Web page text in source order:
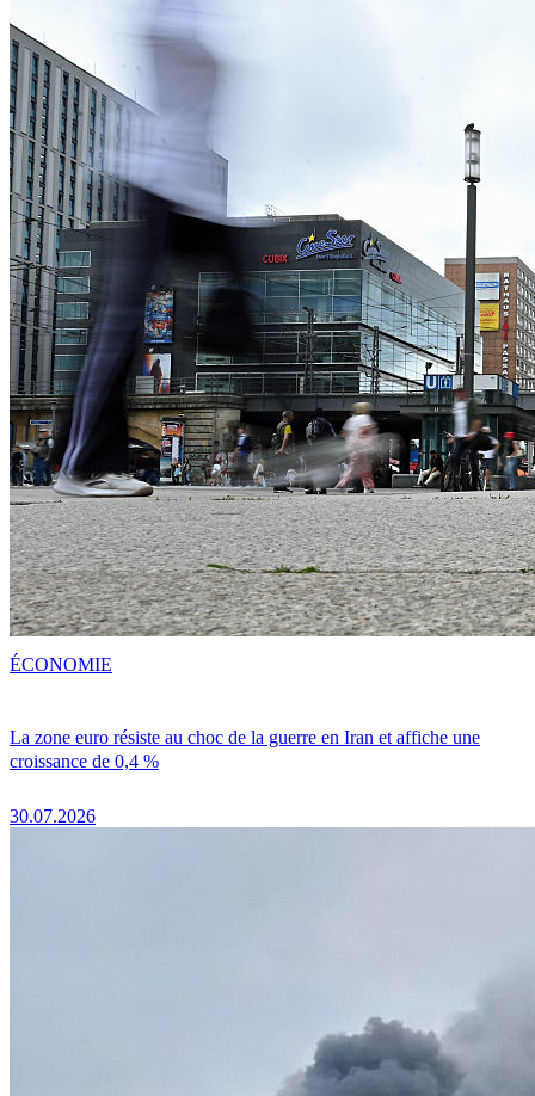
La zone euro résiste au choc de la guerre en Iran et affiche une
croissance de 0,4 %
30.07.2026
ÉCONOMIE